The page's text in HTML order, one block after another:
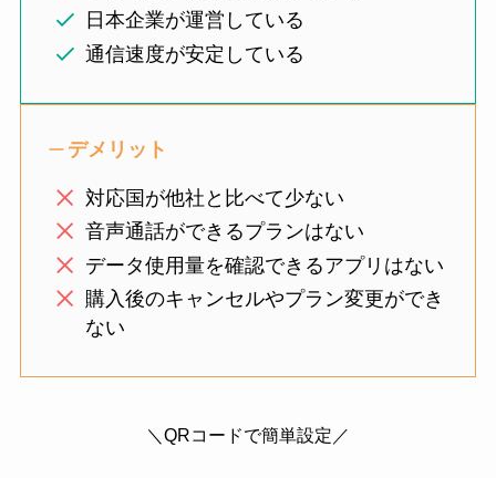
日本企業が運営している
通信速度が安定している
デメリット
対応国が他社と比べて少ない
音声通話ができるプランはない
データ使用量を確認できるアプリはない
購入後のキャンセルやプラン変更ができ
ない
＼QRコードで簡単設定／